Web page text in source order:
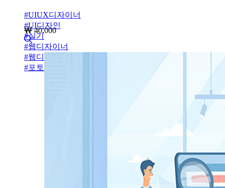
#UIUX디자이너
#UI디자인
#실기
#웹디자이너
#웹디자인개발기능사
#포토샵
40,000